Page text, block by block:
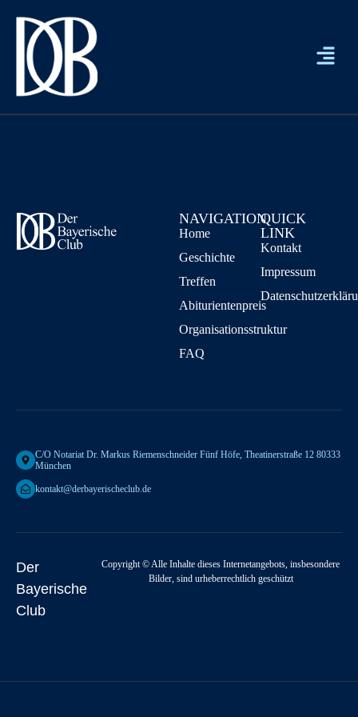
NAVIGATION
Home
Geschichte
Treffen
Abiturientenpreis
Organisationsstruktur
FAQ
QUICK
LINK
Kontakt
Impressum
C/o Notariat Dr. Markus Riemenschneider Fünf Höfe, Theatinerstraße 12 80333
München
kontakt@derbayerischeclub.de
Der
Bayerische
Club
Copyright © Alle Inhalte dieses Internetangebots, insbesondere
Bilder, sind urheberrechtlich geschützt